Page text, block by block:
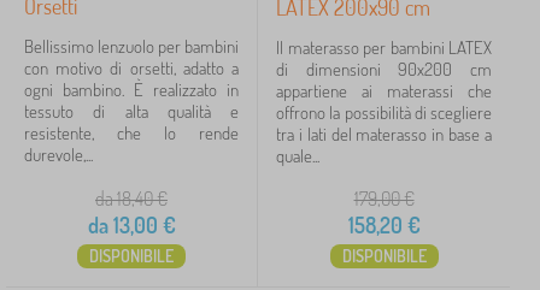
Orsetti
Bellissimo lenzuolo per bambini
con motivo di orsetti, adatto a
ogni bambino. È realizzato in
tessuto di alta qualità e
resistente, che lo rende
durevole,...
da 18,40€
da13,00 €
DISPONIBILE
LATEX 200x90 cm
Il materasso per bambini LATEX
di dimensioni 90x200 cm
appartiene ai materassi che
offrono la possibilità di scegliere
tra i lati del materasso in base a
quale...
179,00€
158,20 €
DISPONIBILE